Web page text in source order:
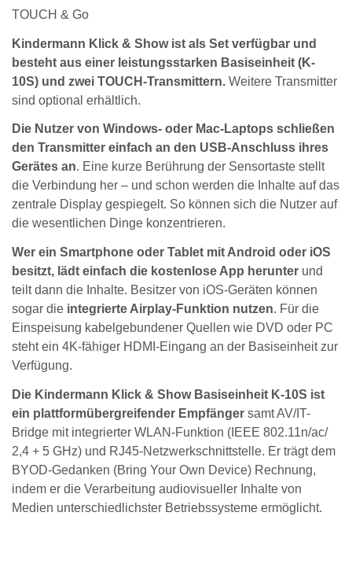
TOUCH & Go
Kindermann Klick & Show ist als Set verfügbar und
besteht aus einer leistungsstarken Basiseinheit (K-
10S) und zwei TOUCH-Transmittern. Weitere Transmitter
sind optional erhältlich.
Die Nutzer von Windows- oder Mac-Laptops schließen
den Transmitter einfach an den USB-Anschluss ihres
Gerätes an. Eine kurze Berührung der Sensortaste stellt
die Verbindung her – und schon werden die Inhalte auf das
zentrale Display gespiegelt. So können sich die Nutzer auf
die wesentlichen Dinge konzentrieren.
Wer ein Smartphone oder Tablet mit Android oder iOS
besitzt, lädt einfach die kostenlose App herunter und
teilt dann die Inhalte. Besitzer von iOS-Geräten können
sogar die integrierte Airplay-Funktion nutzen. Für die
Einspeisung kabelgebundener Quellen wie DVD oder PC
steht ein 4K-fähiger HDMI-Eingang an der Basiseinheit zur
Verfügung.
Die Kindermann Klick & Show Basiseinheit K-10S ist
ein plattformübergreifender Empfänger samt AV/IT-
Bridge mit integrierter WLAN-Funktion (IEEE 802.11n/ac/
2,4 + 5 GHz) und RJ45-Netzwerkschnittstelle. Er trägt dem
BYOD-Gedanken (Bring Your Own Device) Rechnung,
indem er die Verarbeitung audiovisueller Inhalte von
Medien unterschiedlichster Betriebssysteme ermöglicht.